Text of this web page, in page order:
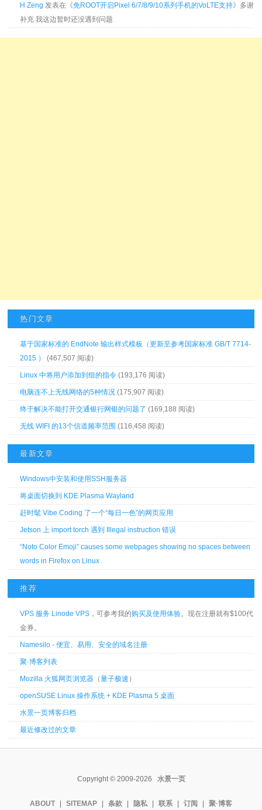
H Zeng 发表在《免ROOT开启Pixel 6/7/8/9/10系列手机的VoLTE支持》多谢
补充 我这边暂时还没遇到问题
热门文章
基于国家标准的 EndNote 输出样式模板（更新至参考国家标准 GB/T 7714-
2015 ）
(467,507 阅读)
Linux 中将用户添加到组的指令 (193,176 阅读)
电脑连不上无线网络的5种情况 (175,907 阅读)
终于解决不能打开交通银行网银的问题了 (169,188 阅读)
无线 WIFI 的13个信道频率范围 (116,458 阅读)
最新文章
Windows中安装和使用SSH服务器
将桌面切换到 KDE Plasma Wayland
赶时髦 Vibe Coding 了一个“每日一色”的网页应用
Jetson 上 import torch 遇到 Illegal instruction 错误
“Noto Color Emoji” causes some webpages showing no spaces between
words in Firefox on Linux
推荐
VPS 服务 Linode VPS ，可参考我的购买及使用体验。现在注册就有$100代
金券。
Namesilo - 便宜、易用、安全的域名注册
聚·博客列表
Mozilla 火狐网页浏览器 （量子极速 ）
openSUSE Linux 操作系统 + KDE Plasma 5 桌面
水景一页博客归档
最近修改过的文章
Copyright © 2009-2026 水景一页
ABOUT SITEMAP 条款 隐私 联系 订阅 聚·博客